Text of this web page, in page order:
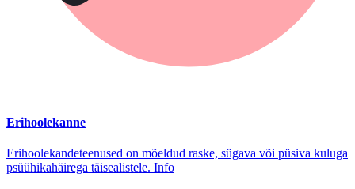
Erihoolekanne
Erihoolekandeteenused on mõeldud raske, sügava või püsiva kuluga
psüühikahäirega täisealistele. Info